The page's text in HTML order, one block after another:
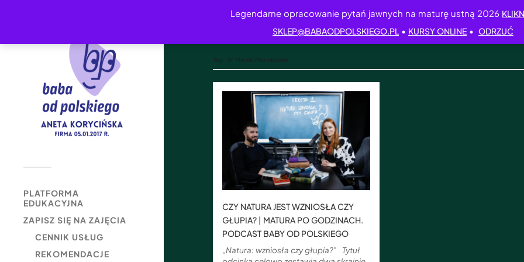
Legendarne opracowanie pytań jawnych na maturę ustną 2026
SKLEP@BABAODPOLSKIEGO.PL • KURSY ONLINE • ODRZUĆ
PLATFORMA
EDUKACYJNA
ZAPISZ SIĘ NA ZAJĘCIA
CENNIK USŁUG
REKOMENDACJE
CZY NATURA JEST WZNIOSŁA CZY
GŁUPIA? | MATURA PO GODZINACH.
PODCAST BABY OD POLSKIEGO
„Natura: wzniosła czy głupia?” Tytuł